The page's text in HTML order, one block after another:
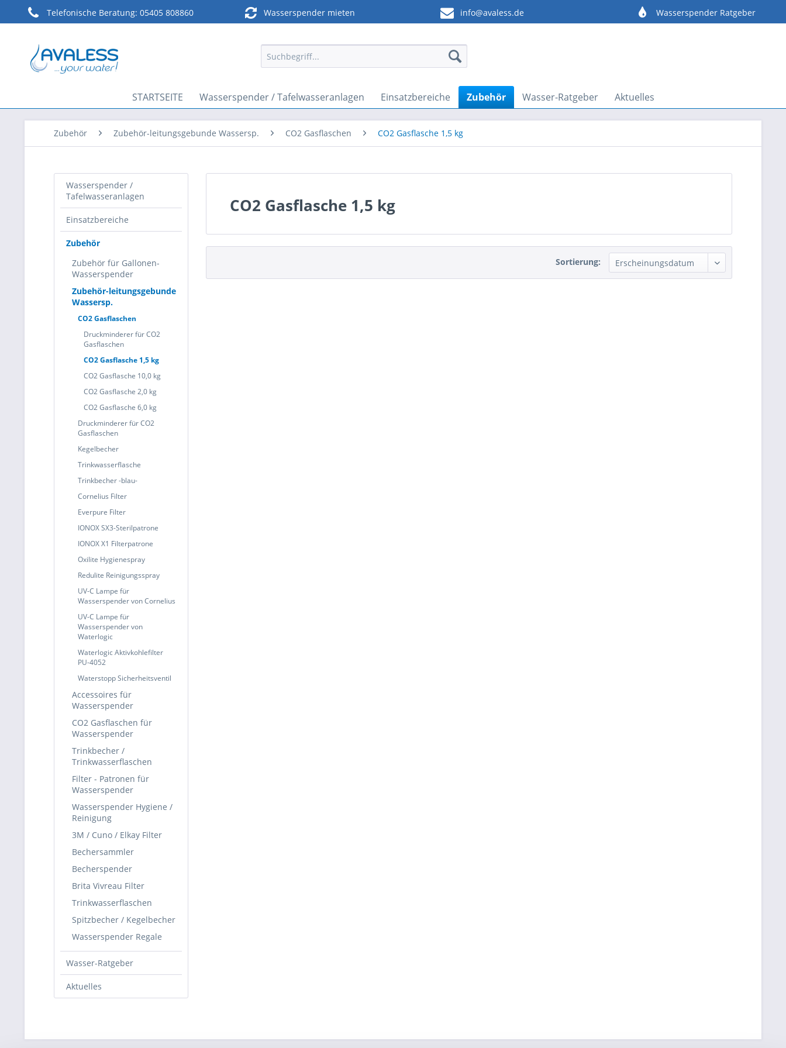
Telefonische Beratung: 05405 808860 Wasserspender mieten info@avaless.de Wasserspender Ratgeber
STARTSEITE Wasserspender / Tafelwasseranlagen Einsatzbereiche Zubehör Wasser-Ratgeber Aktuelles
Zubehör Zubehör-leitungsgebunde Wassersp. CO2 Gasflaschen CO2 Gasflasche 1,5 kg
Wasserspender /
Tafelwasseranlagen
Einsatzbereiche
Zubehör
Zubehör für Gallonen-
Wasserspender
Zubehör-leitungsgebunde
Wassersp.
CO2 Gasflaschen
Druckminderer für CO2
Gasflaschen
CO2 Gasflasche 1,5 kg
CO2 Gasflasche 10,0 kg
CO2 Gasflasche 2,0 kg
CO2 Gasflasche 6,0 kg
Druckminderer für CO2
Gasflaschen
Kegelbecher
Trinkwasserflasche
Trinkbecher -blau-
Cornelius Filter
Everpure Filter
IONOX SX3-Sterilpatrone
IONOX X1 Filterpatrone
Oxilite Hygienespray
Redulite Reinigungsspray
UV-C Lampe für
Wasserspender von Cornelius
UV-C Lampe für
Wasserspender von
Waterlogic
Waterlogic Aktivkohlefilter
PU-4052
Waterstopp Sicherheitsventil
Accessoires für
Wasserspender
CO2 Gasflaschen für
Wasserspender
Trinkbecher /
Trinkwasserflaschen
Filter - Patronen für
Wasserspender
Wasserspender Hygiene /
Reinigung
3M / Cuno / Elkay Filter
Bechersammler
Becherspender
Brita Vivreau Filter
Trinkwasserflaschen
Spitzbecher / Kegelbecher
Wasserspender Regale
Wasser-Ratgeber
Aktuelles
CO2 Gasflasche 1,5 kg
Sortierung: